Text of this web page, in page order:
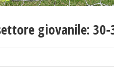
giovanile: